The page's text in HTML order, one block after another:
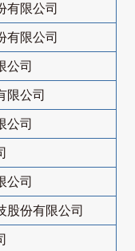
有限公司
有限公司
公司
限公司
公司
公司
股份有限公司